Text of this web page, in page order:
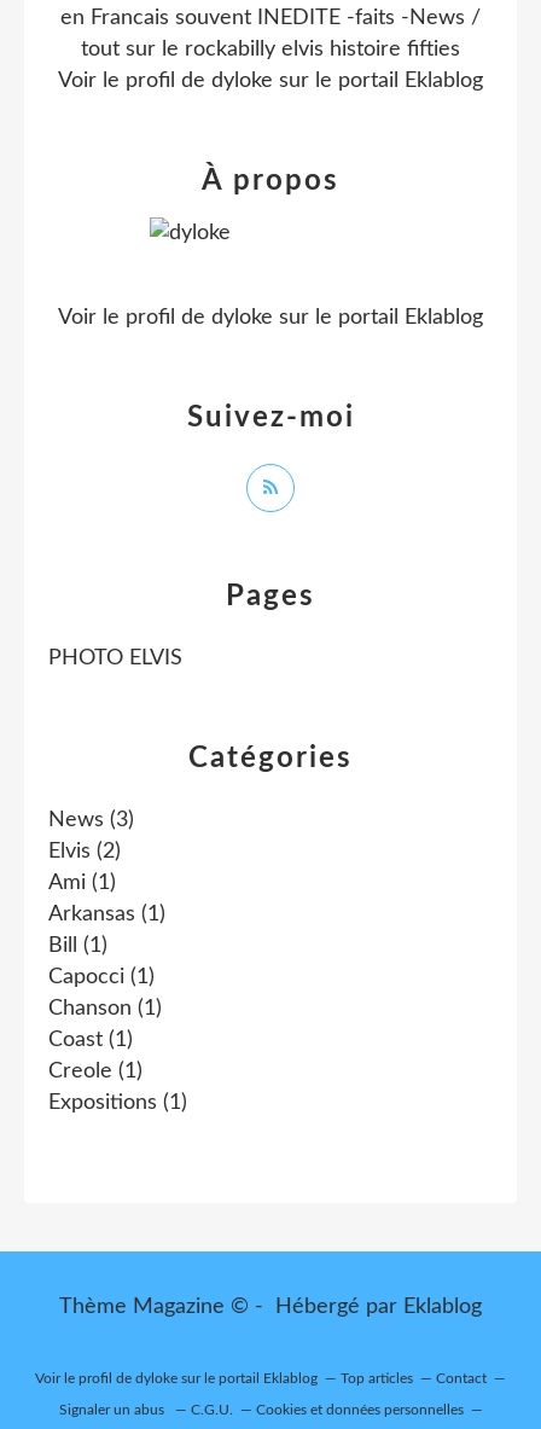
Catégories
News (3)
Elvis (2)
Ami (1)
Arkansas (1)
Bill
(1)
Capocci (1)
Chanson (1)
Coast (1)
Creole (1)
Expositions (1)
Pages
PHOTO ELVIS
en Francais souvent INEDITE -faits -News /
tout sur le rockabilly elvis histoire fifties
Voir le profil de dyloke sur le portail Eklablog
Suivez-moi
À propos
Voir le profil de dyloke sur le portail Eklablog
Thème Magazine © - Hébergé par Eklablog
Voir le profil de dyloke sur le portail Eklablog Top articles Contact
Signaler un abus C.G.U. Cookies et données personnelles